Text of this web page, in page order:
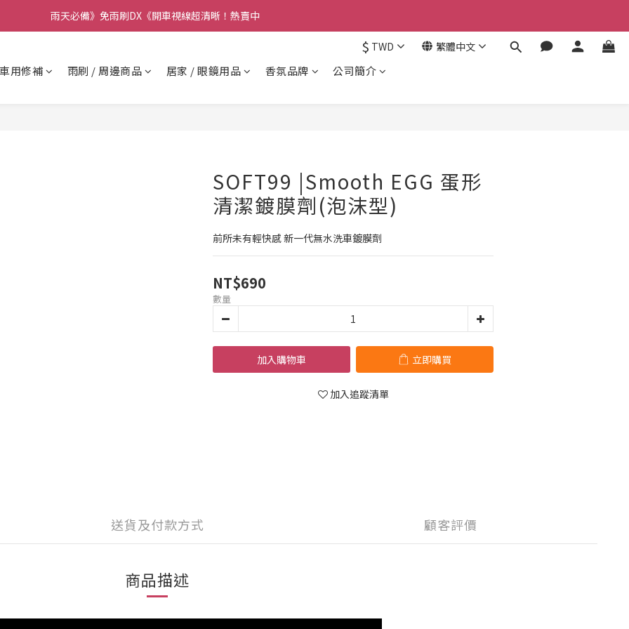
】本公司不會在假日、非上班時段以電話連絡，若有疑慮請聯絡我們確認。
雨天必備》免雨刷DX《開車視線超清晰！熱賣中
$ TWD 繁體中文
車用修補 雨刷 / 周邊商品 居家 / 眼鏡用品 香氛品牌 公司簡介
SOFT99 |Smooth EGG 蛋形
清潔鍍膜劑(泡沫型)
前所未有輕快感 新一代無水洗車鍍膜劑
NT$690
數量
加入購物車 立即購買
加入追蹤清單
送貨及付款方式 顧客評價
商品描述